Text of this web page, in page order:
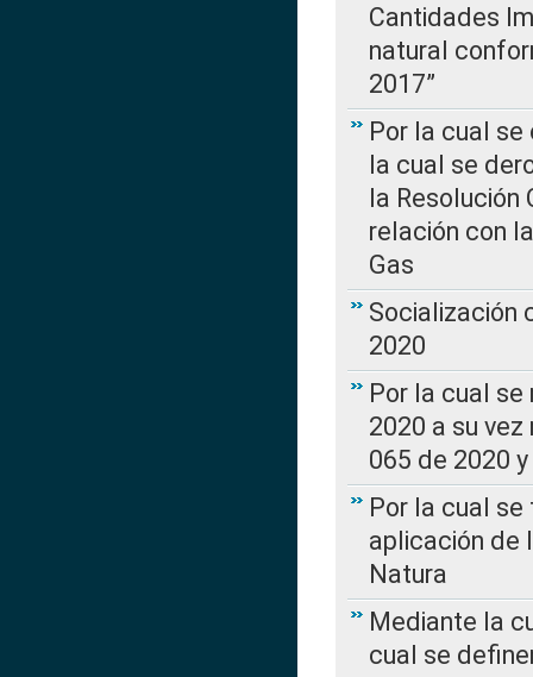
Cantidades
natural
2017”
Por la cual
la cual se
la Resolución
relación con
Gas
Socialización
2020
Por la cual se
2020 a su
065 de 2020
Por la cual
aplicación de
Natura
Mediante la
cual se